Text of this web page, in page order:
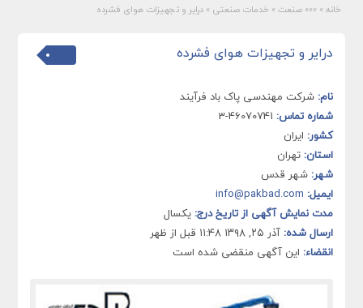
خانه » »»» صنعت » خدمات صنعتی » درایر و تجهیزات هوای فشرده
درایر و تجهیزات هوای فشرده
نام: شرکت مهندسی پاک باد فرآیند
شماره تماس:
کشور: ایران
استان: تهران
شهر: شهر قدس
ایمیل: info@pakbad.com
مدت نمایش آگهی از تاریخ درج: یکسال
ارسال شده: آذر ۲۵, ۱۳۹۸ ۱۱:۴۸ قبل از ظهر
انقضاء: این آگهی منقضی شده است